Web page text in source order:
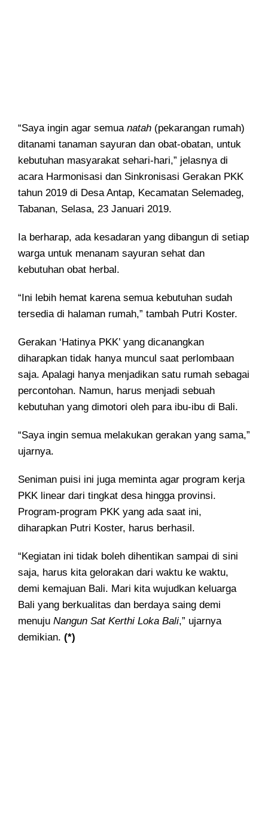
“Saya ingin agar semua natah (pekarangan rumah)
ditanami tanaman sayuran dan obat-obatan, untuk
kebutuhan masyarakat sehari-hari,” jelasnya di
acara Harmonisasi dan Sinkronisasi Gerakan PKK
tahun 2019 di Desa Antap, Kecamatan Selemadeg,
Tabanan, Selasa, 23 Januari 2019.
Ia berharap, ada kesadaran yang dibangun di setiap
warga untuk menanam sayuran sehat dan
kebutuhan obat herbal.
“Ini lebih hemat karena semua kebutuhan sudah
tersedia di halaman rumah,” tambah Putri Koster.
Gerakan ‘Hatinya PKK’ yang dicanangkan
diharapkan tidak hanya muncul saat perlombaan
saja. Apalagi hanya menjadikan satu rumah sebagai
percontohan. Namun, harus menjadi sebuah
kebutuhan yang dimotori oleh para ibu-ibu di Bali.
“Saya ingin semua melakukan gerakan yang sama,”
ujarnya.
Seniman puisi ini juga meminta agar program kerja
PKK linear dari tingkat desa hingga provinsi.
Program-program PKK yang ada saat ini,
diharapkan Putri Koster, harus berhasil.
“Kegiatan ini tidak boleh dihentikan sampai di sini
saja, harus kita gelorakan dari waktu ke waktu,
demi kemajuan Bali. Mari kita wujudkan keluarga
Bali yang berkualitas dan berdaya saing demi
menuju Nangun Sat Kerthi Loka Bali,” ujarnya
demikian. (*)